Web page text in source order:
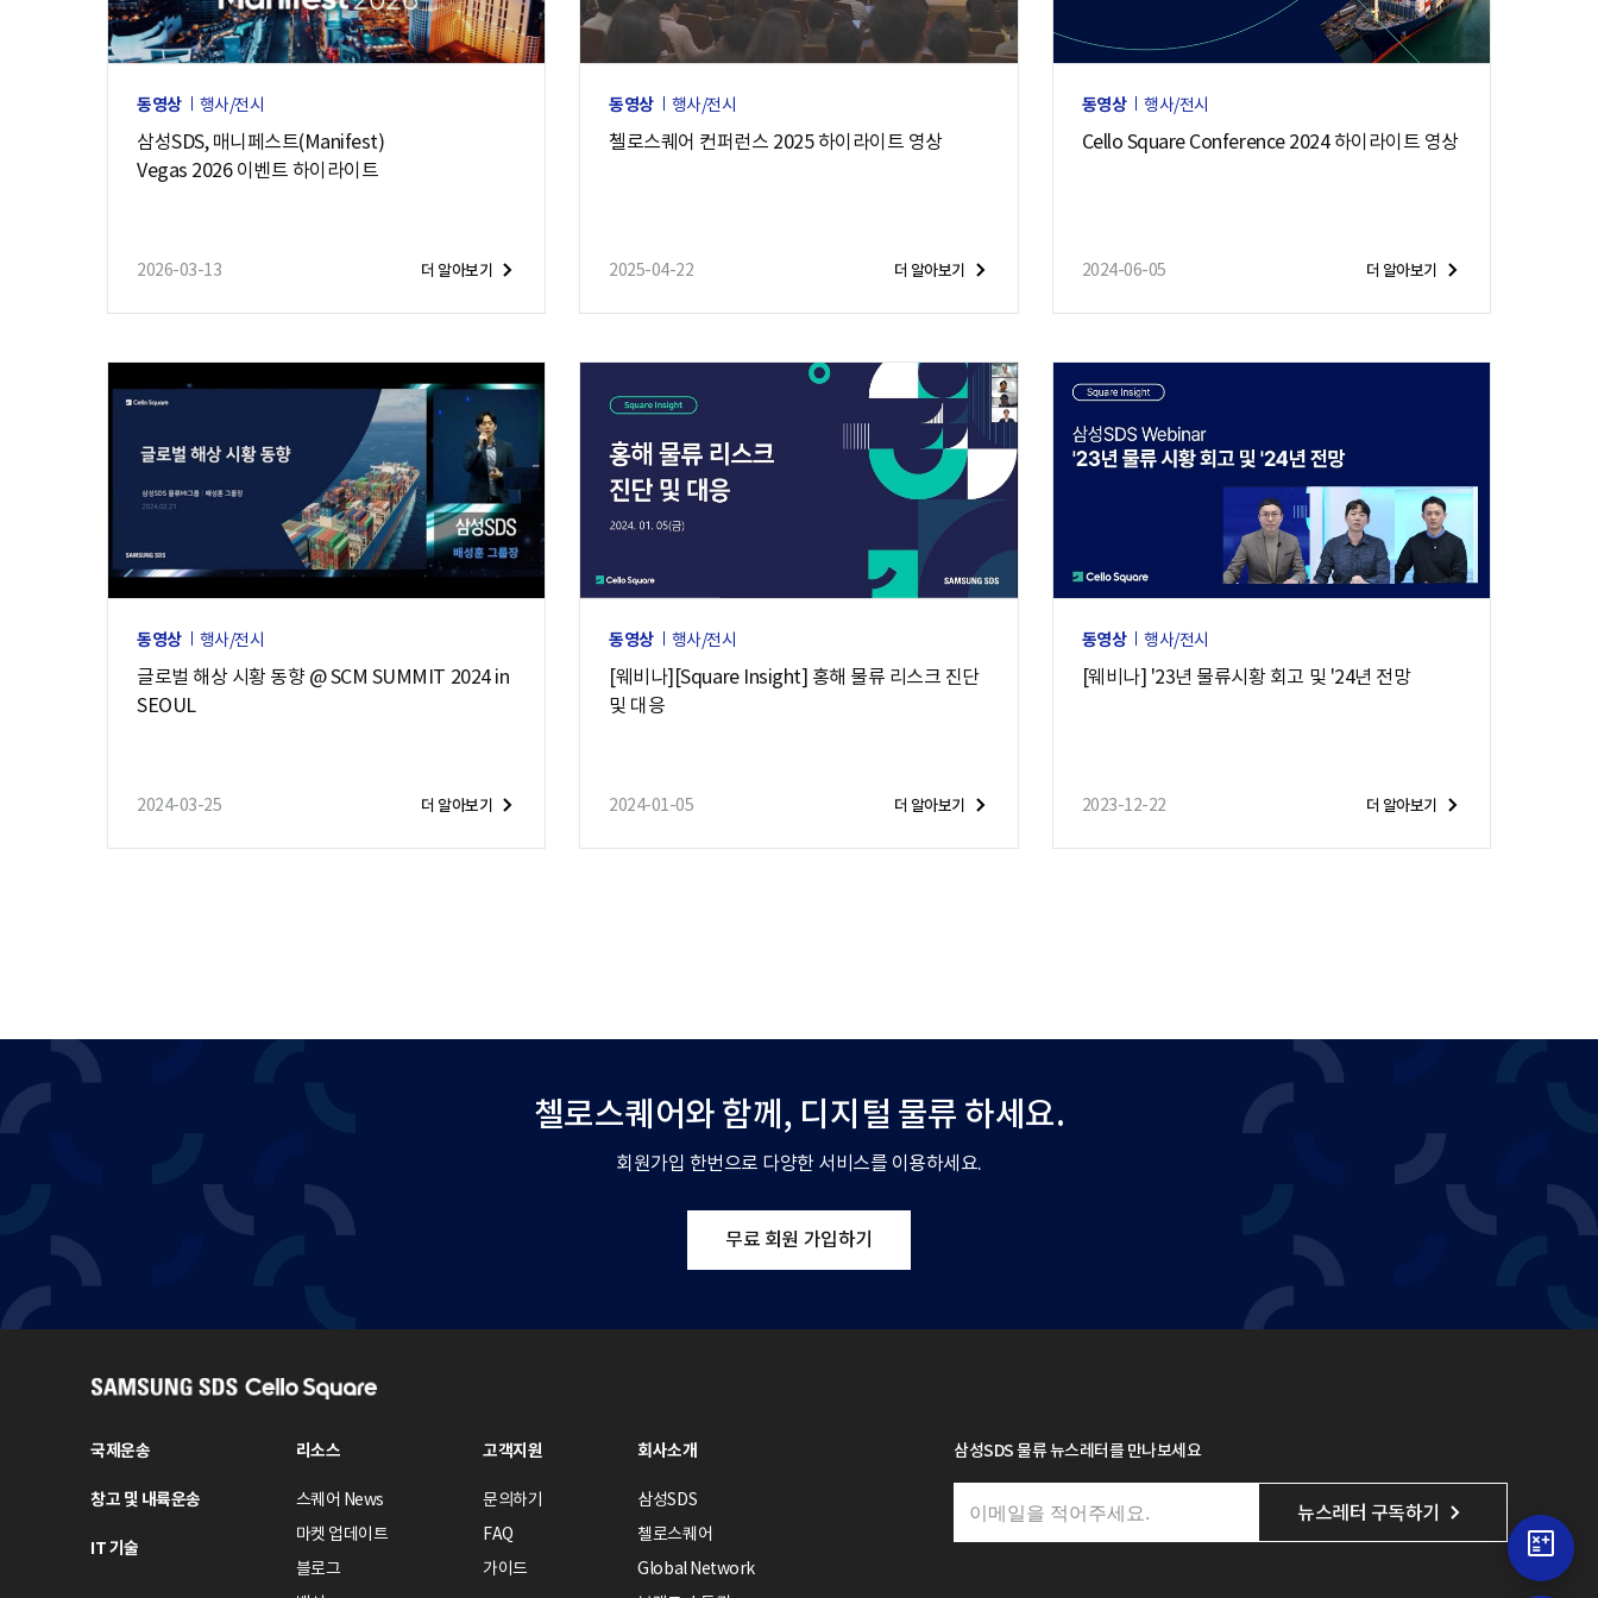
동영상 행사/전시
삼성SDS, 매니페스트(Manifest)
Vegas 2026 이벤트 하이라이트
2026-03-13 더 알아보기
동영상 행사/전시
첼로스퀘어 컨퍼런스 2025 하이라이트 영상
2025-04-22 더 알아보기
동영상 행사/전시
Cello Square Conference 2024 하이라이트 영상
2024-06-05 더 알아보기
동영상 행사/전시
글로벌 해상 시황 동향 @ SCM SUMMIT 2024 in
SEOUL
2024-03-25 더 알아보기
동영상 행사/전시
[웨비나][Square Insight] 홍해 물류 리스크 진단
및 대응
2024-01-05 더 알아보기
동영상 행사/전시
[웨비나] '23년 물류시황 회고 및 '24년 전망
2023-12-22 더 알아보기
첼로스퀘어와 함께, 디지털 물류 하세요.
회원가입 한번으로 다양한 서비스를 이용하세요.
무료 회원 가입하기
S
M
U
G
국제운송
창고 및 내륙운송
IT 기술
리소스
스퀘어 News
마켓 업데이트
블로그
고객지원
문의하기
FAQ
가이드
회사소개
삼성SDS
첼로스퀘어
Global Network
삼성SDS 물류 뉴스레터를 만나보세요
뉴스레터 구독하기